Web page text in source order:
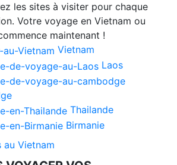
les sites à visiter pour chaque
Votre voyage en Vietnam ou
maintenant !
Vietnam
Laos
Thailande
Birmanie
au Vietnam